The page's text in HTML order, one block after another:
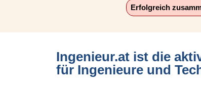
Erfolgreich
Ingenieur.at ist die
für Ingenieure und